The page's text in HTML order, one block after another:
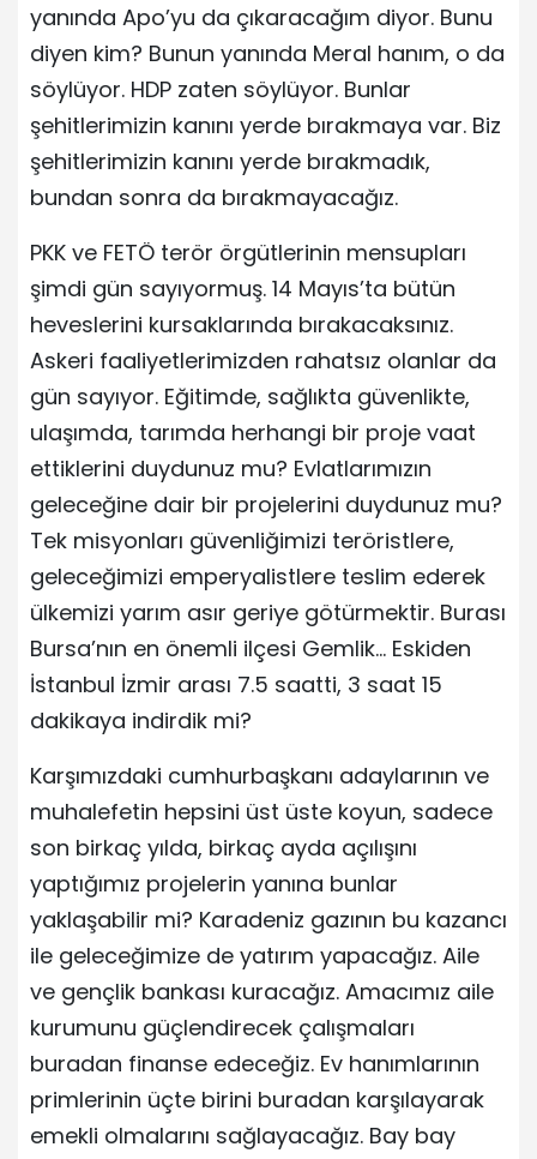
yanında Apo’yu da çıkaracağım diyor. Bunu
diyen kim? Bunun yanında Meral hanım, o da
söylüyor. HDP zaten söylüyor. Bunlar
şehitlerimizin kanını yerde bırakmaya var. Biz
şehitlerimizin kanını yerde bırakmadık,
bundan sonra da bırakmayacağız.
PKK ve FETÖ terör örgütlerinin mensupları
şimdi gün sayıyormuş. 14 Mayıs’ta bütün
heveslerini kursaklarında bırakacaksınız.
Askeri faaliyetlerimizden rahatsız olanlar da
gün sayıyor. Eğitimde, sağlıkta güvenlikte,
ulaşımda, tarımda herhangi bir proje vaat
ettiklerini duydunuz mu? Evlatlarımızın
geleceğine dair bir projelerini duydunuz mu?
Tek misyonları güvenliğimizi teröristlere,
geleceğimizi emperyalistlere teslim ederek
ülkemizi yarım asır geriye götürmektir. Burası
Bursa’nın en önemli ilçesi Gemlik… Eskiden
İstanbul İzmir arası 7.5 saatti, 3 saat 15
dakikaya indirdik mi?
Karşımızdaki cumhurbaşkanı adaylarının ve
muhalefetin hepsini üst üste koyun, sadece
son birkaç yılda, birkaç ayda açılışını
yaptığımız projelerin yanına bunlar
yaklaşabilir mi? Karadeniz gazının bu kazancı
ile geleceğimize de yatırım yapacağız. Aile
ve gençlik bankası kuracağız. Amacımız aile
kurumunu güçlendirecek çalışmaları
buradan finanse edeceğiz. Ev hanımlarının
primlerinin üçte birini buradan karşılayarak
emekli olmalarını sağlayacağız. Bay bay